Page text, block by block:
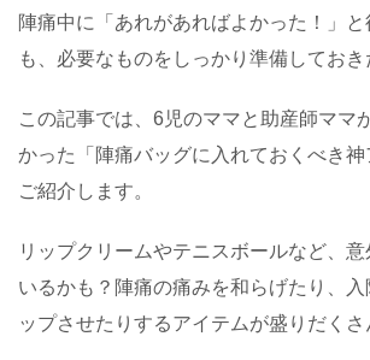
陣痛中に「あれがあればよかった！」
も、必要なものをしっかり準備しておき
この記事では、6児のママと助産師ママ
かった「陣痛バッグに入れておくべき神
ご紹介します。
リップクリームやテニスボールなど、
いるかも？陣痛の痛みを和らげたり、
ップさせたりするアイテムが盛りだくさ